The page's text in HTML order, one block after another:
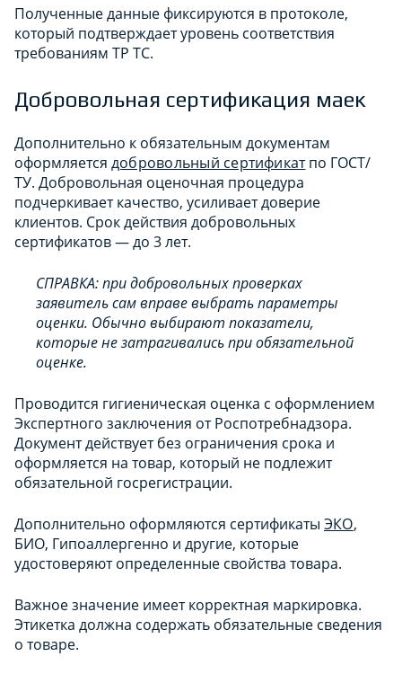
Полученные данные фиксируются в протоколе,
который подтверждает уровень соответствия
требованиям ТР ТС.
Добровольная сертификация маек
Дополнительно к обязательным документам
оформляется добровольный сертификатпо ГОСТ/
ТУ. Добровольная оценочная процедура
подчеркивает качество, усиливает доверие
клиентов. Срок действия добровольных
сертификатов — до 3 лет.
СПРАВКА: при добровольных проверках
заявитель сам вправе выбрать параметры
оценки. Обычно выбирают показатели,
которые не затрагивались при обязательной
оценке.
Проводится гигиеническая оценка с оформлением
Экспертного заключения от Роспотребнадзора.
Документ действует без ограничения срока и
оформляется на товар, который не подлежит
обязательной госрегистрации.
Дополнительно оформляются сертификаты ЭКО,
БИО, Гипоаллергенно и другие, которые
удостоверяют определенные свойства товара.
Важное значение имеет корректная маркировка.
Этикетка должна содержать обязательные сведения
о товаре.